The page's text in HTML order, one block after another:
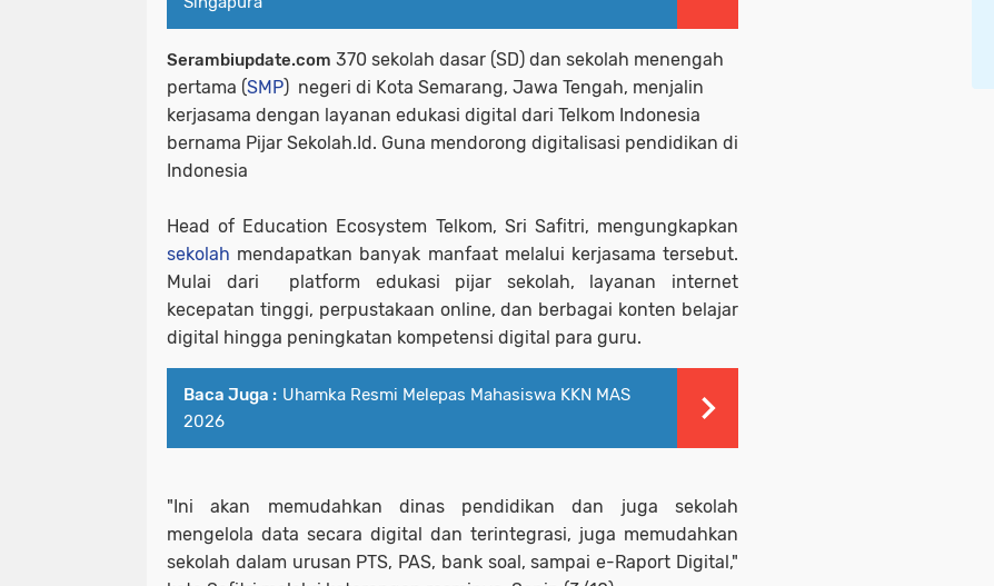
Serambiupdate.com 370 sekolah dasar (SD) dan sekolah menengah
pertama (SMP) negeri di Kota Semarang, Jawa Tengah, menjalin
kerjasama dengan layanan edukasi digital dari Telkom Indonesia
bernama Pijar Sekolah.Id. Guna mendorong digitalisasi pendidikan di
Indonesia
Head of Education Ecosystem Telkom, Sri Safitri, mengungkapkan
sekolah mendapatkan banyak manfaat melalui kerjasama tersebut.
Mulai dari
platform edukasi pijar sekolah, layanan internet
kecepatan tinggi, perpustakaan online, dan berbagai konten belajar
digital hingga peningkatan kompetensi digital para guru.
Baca Juga : Uhamka Resmi Melepas Mahasiswa KKN MAS
2026
"Ini akan memudahkan dinas pendidikan dan juga sekolah
mengelola data secara digital dan terintegrasi, juga memudahkan
sekolah dalam urusan PTS, PAS, bank soal, sampai e-Raport Digital,"